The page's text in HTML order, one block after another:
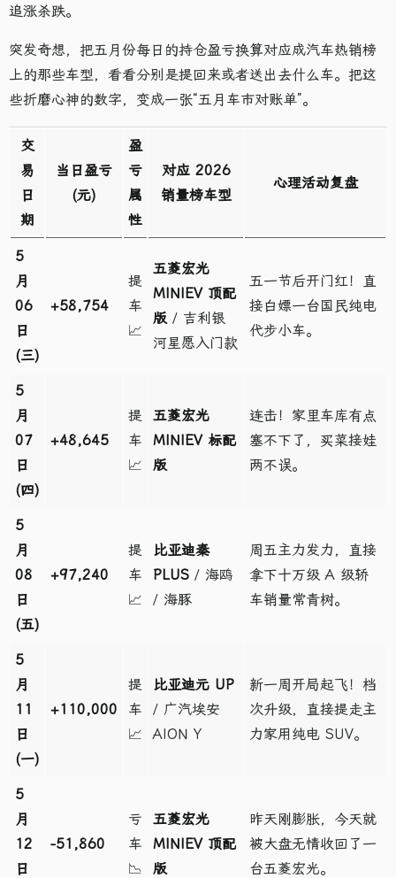
追涨杀跌。
突发奇想，把五月份每日的持仓盈亏换算对应成汽车热销榜
上的那些车型，看看分别是提回来或者送出去什么车。把这
些折磨心神的数字，变成一张“五月车市对账单”。
交
易
日
期
当日盈亏
(元)
盈
亏
属
性
对应 2026
销量榜车型
心理活动复盘
5
月
06
日
(三)
+58,754
提
车
📈
五菱宏光
MINIEV 顶配
版/ 吉利银
河星愿入门款
五一节后开门红！直
接白嫖一台国民纯电
代步小车。
5
月
07
日
(四)
+48,645
提
车
📈
五菱宏光
MINIEV 标配
版
连击！家里车库有点
塞不下了，买菜接娃
两不误。
5
月
08
日
(五)
+97,240
提
车
📈
比亚迪秦
PLUS / 海鸥
/ 海豚
周五主力发力，直接
拿下十万级 A 级轿
车销量常青树。
5
月
11
日
(一)
+110,000
提
车
📈
比亚迪元 UP
/ 广汽埃安
AION Y
新一周开局起飞！档
次升级，直接提走主
力家用纯电 SUV。
5
月
12
日
-51,860
亏
车
📉
五菱宏光
MINIEV 顶配
版
昨天刚膨胀，今天就
被大盘无情收回了一
台五菱宏光。